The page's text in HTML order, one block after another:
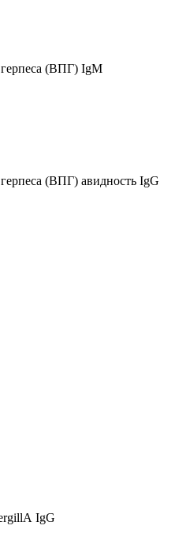
герпеса (ВПГ) IgМ
(ВПГ) авидность IgG
IgG